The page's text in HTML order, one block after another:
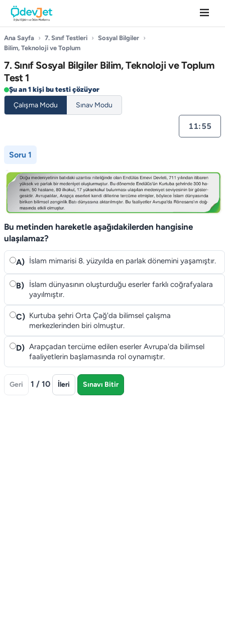
Ana Sayfa › 7. Sınıf Testleri › Sosyal Bilgiler ›
Bilim, Teknoloji ve Toplum
7. Sınıf Sosyal Bilgiler Bilim, Teknoloji ve Toplum
Test 1
Şu an 1 kişi bu testi çözüyor
Çalışma Modu
Sınav Modu
11:55
Soru 1
Bu metinden hareketle aşağıdakilerden hangisine
ulaşılamaz?
A) İslam mimarisi 8. yüzyılda en parlak dönemini yaşamıştır.
B)
İslam dünyasının oluşturduğu eserler farklı coğrafyalara
yayılmıştır.
C) Kurtuba şehri Orta Çağ'da bilimsel çalışma
merkezlerinden biri olmuştur.
D) Arapçadan tercüme edilen eserler Avrupa'da bilimsel
faaliyetlerin başlamasında rol oynamıştır.
Geri 1 / 10 İleri Sınavı Bitir